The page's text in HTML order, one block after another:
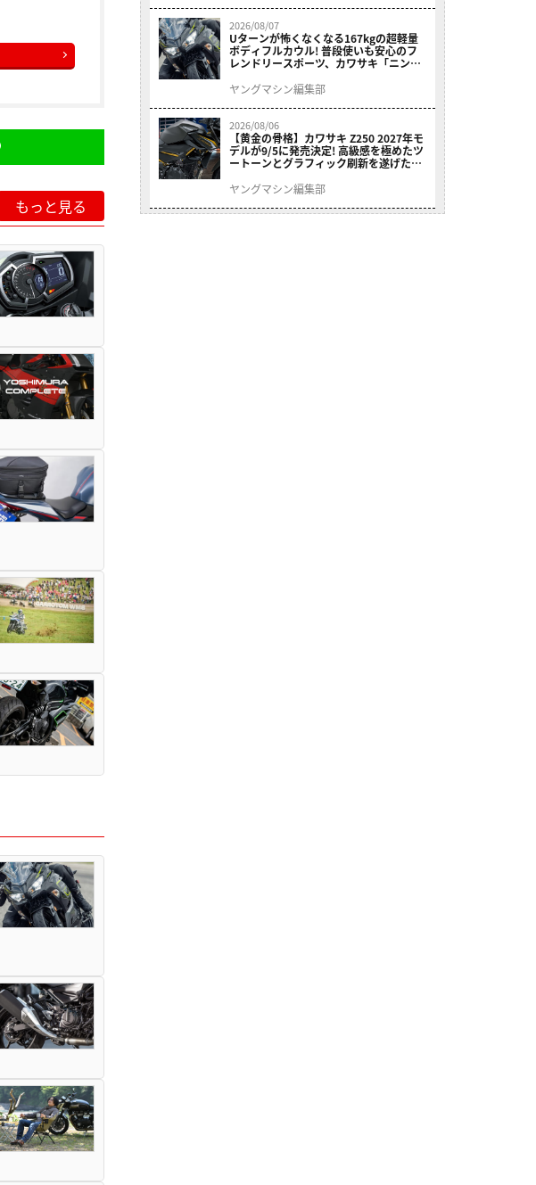
もっと見る
2026/08/07
Uターンが怖くなくなる167kgの超軽量
ボディフルカウル! 普段使いも安心のフ
レンドリースポーツ、カワサキ「ニンジ
9/5発売
ヤングマシン編集部
2026/08/06
【黄金の骨格】カワサキ Z250 2027年モ
デルが9/5に発売決定! 高級感を極めたツ
ートーンとグラフィック刷新を遂げた本
ヤングマシン編集部